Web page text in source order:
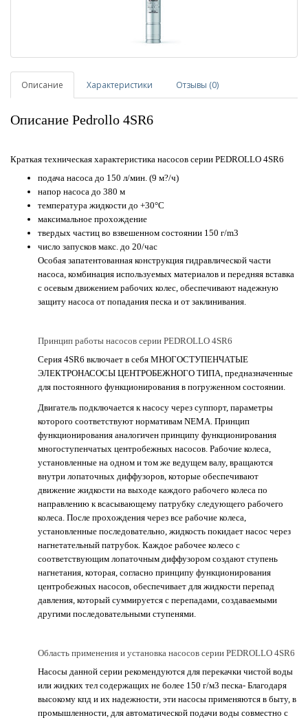
Описание Характеристики Отзывы (0)
Описание Pedrollo 4SR6
Краткая техническая характеристика насосов серии PEDROLLO 4SR6
подача насоса до 150 л/мин. (9 м?/ч)
напор насоса до 380 м
температура жидкости до +30°C
максимальное прохождение
твердых частиц во взвешенном состоянии 150 г/m3
число запусков макс. до 20/час
Особая запатентованная конструкция гидравлической части
насоса, комбинация используемых материалов и передняя вставка
с осевым движением рабочих колес, обеспечивают надежную
защиту насоса от попадания песка и от заклинивания.
Принцип работы насосов серии PEDROLLO 4SR6
Серия 4SR6 включает в себя МНОГОСТУПЕНЧАТЫЕ
ЭЛЕКТРОНАСОСЫ ЦЕНТРОБЕЖНОГО ТИПА, предназначенные
для постоянного функционирования в погруженном состоянии.
Двигатель подключается к насосу через суппорт, параметры
которого соответствуют нормативам NEMA. Принцип
функционирования аналогичен принципу функционирования
многоступенчатых центробежных насосов. Рабочие колеса,
установленные на одном и том же ведущем валу, вращаются
внутри лопаточных диффузоров, которые обеспечивают
движение жидкости на выходе каждого рабочего колеса по
направлению к всасывающему патрубку следующего рабочего
колеса. После прохождения через все рабочие колеса,
установленные последовательно, жидкость покидает насос через
нагнетательный патрубок. Каждое рабочее колесо с
соответствующим лопаточным диффузором создают ступень
нагнетания, которая, согласно принципу функционирования
центробежных насосов, обеспечивает для жидкости перепад
давления, который суммируется с перепадами, создаваемыми
другими последовательными ступенями.
Область применения и установка насосов серии PEDROLLO 4SR6
Насосы данной серии рекомендуются для перекачки чистой воды
или жидких тел содержащих не более 150 г/м3 песка- Благодаря
высокому кпд и их надежности, эти насосы применяются в быту, в
промышленности, для автоматической подачи воды совместно с